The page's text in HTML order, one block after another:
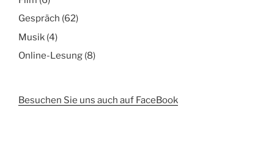
Gespräch (62)
Musik (4)
Online-Lesung (8)
Besuchen Sie uns auch auf FaceBook